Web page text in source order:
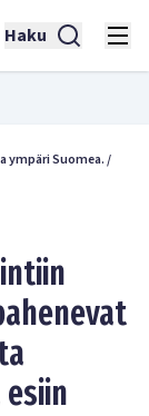
Haku
ympäri Suomea./